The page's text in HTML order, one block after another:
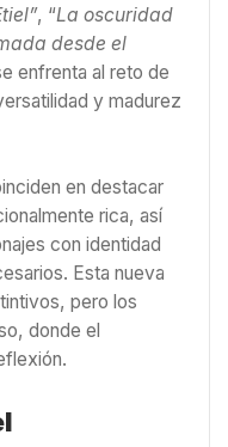
, “La oscuridad
desde el
enfrenta al reto de
y madurez
en destacar
rica, así
con identidad
Esta nueva
pero los
donde el